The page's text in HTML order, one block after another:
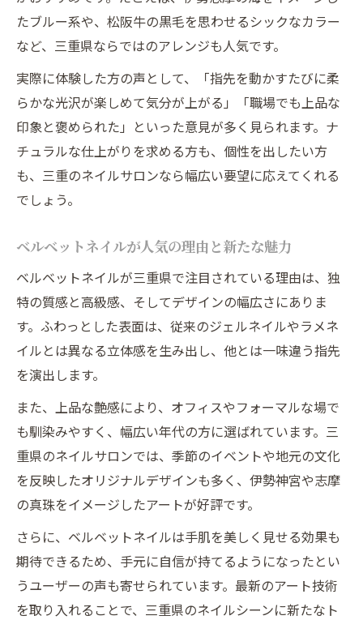
季節感を楽しむベルベットネイルの選び方
春に映えるネイルデザインのポイント集
美しい指先に導くネイルケアのコツ
ネイルを美しく保つためのケア習慣とは
指先が映えるベルベットネイル前の準備法
長持ちするネイルのための自宅ケアポイン
ト
ネイルデザインを際立てるケア術まとめ
理想を叶える三重県のネイル探し術
三重で自分に合うネイルサロンの選び方
ネイルの仕上がり満足度を高める比較術
通いやすさ重視のネイルサロン探しのコツ
口コミや写真から選ぶ理想のネイル体験
自宅近くで見つかる上品ネイルサロン情報
自分らしいネイルで季節を楽しむ方法
季節に合ったネイルデザインの選び方提案
自分らしさを表現するベルベットネイル術
旬のネイルを楽しむためのアレンジアイデ
ア
ネイルで日常に彩りを加えるコツを紹介
気分やシーン別おすすめネイルスタイル
たブルー系や、松阪牛の黒毛を思わせるシックなカラー
など、三重県ならではのアレンジも人気です。
実際に体験した方の声として、「指先を動かすたびに柔
らかな光沢が楽しめて気分が上がる」「職場でも上品な
印象と褒められた」といった意見が多く見られます。ナ
チュラルな仕上がりを求める方も、個性を出したい方
も、三重のネイルサロンなら幅広い要望に応えてくれる
でしょう。
ベルベットネイルが人気の理由と新たな魅力
ベルベットネイルが三重県で注目されている理由は、独
特の質感と高級感、そしてデザインの幅広さにありま
す。ふわっとした表面は、従来のジェルネイルやラメネ
イルとは異なる立体感を生み出し、他とは一味違う指先
を演出します。
また、上品な艶感により、オフィスやフォーマルな場で
も馴染みやすく、幅広い年代の方に選ばれています。三
重県のネイルサロンでは、季節のイベントや地元の文化
を反映したオリジナルデザインも多く、伊勢神宮や志摩
の真珠をイメージしたアートが好評です。
さらに、ベルベットネイルは手肌を美しく見せる効果も
期待できるため、手元に自信が持てるようになったとい
うユーザーの声も寄せられています。最新のアート技術
を取り入れることで、三重県のネイルシーンに新たなト